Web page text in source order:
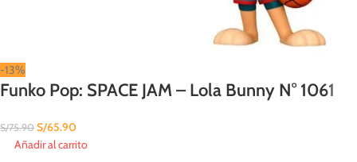
-13%
Funko Pop: SPACE JAM – Lola Bunny N° 1061
S/75.90 S/65.90
Añadir al carrito